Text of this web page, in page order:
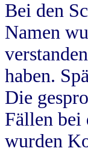
Bei den
Namen
haben.
Die
Fällen bei
wurden